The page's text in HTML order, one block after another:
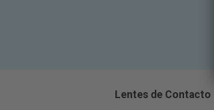
Lentes de Contacto